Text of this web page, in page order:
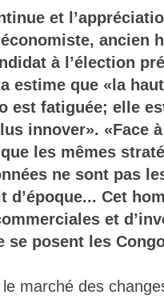
et
ancien
à l’élection
estime que «la
est fatiguée; elle
innover». «Face
les mêmes
ne sont pas
d’époque... Cet
et
se posent les
marché des